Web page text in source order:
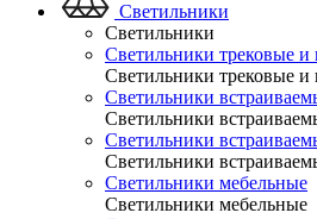
Светильники
Светильники
Светильники трековые
Светильники трековые
Светильники
Светильники
Светильники
Светильники
Светильники мебельные
Светильники мебельные